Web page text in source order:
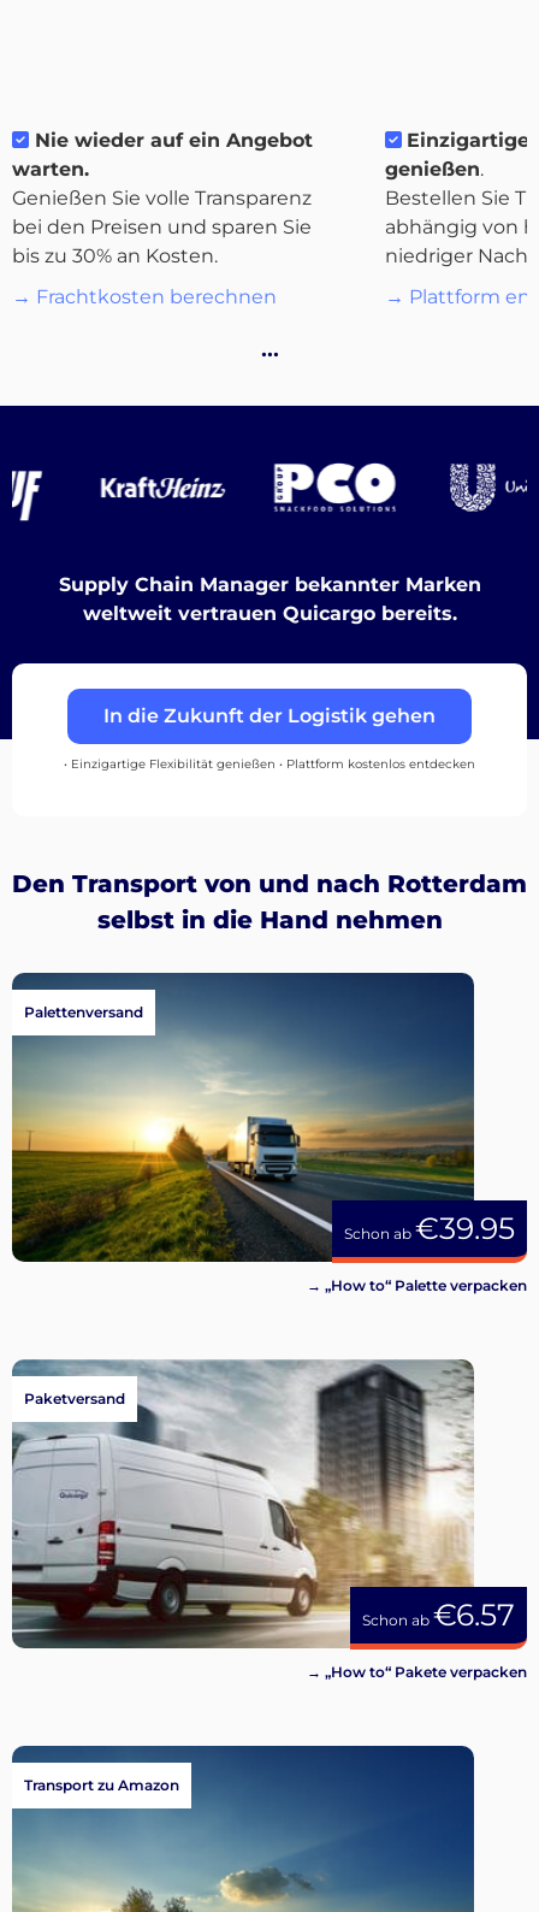
Über
Quicargo
Entdecken
Deutsch
Einloggen
Nie wieder auf ein Angebot
warten.
Genießen Sie volle Transparenz
bei den Preisen und sparen Sie
bis zu 30% an Kosten.
→ Frachtkosten berechnen
Einzigartige
genießen.
Bestellen Sie
abhängig von
niedriger
→ Plattform
…
Supply Chain Manager bekannter Marken
weltweit vertrauen Quicargo bereits.
In die Zukunft der Logistik gehen
• Einzigartige Flexibilität genießen • Plattform kostenlos entdecken
Den Transport von und nach Rotterdam
selbst in die Hand nehmen
Schon ab €39.95
Palettenversand
→ „How to“ Palette verpacken
Schon ab €6.57
Paketversand
→ „How to“ Pakete verpacken
Transport zu Amazon